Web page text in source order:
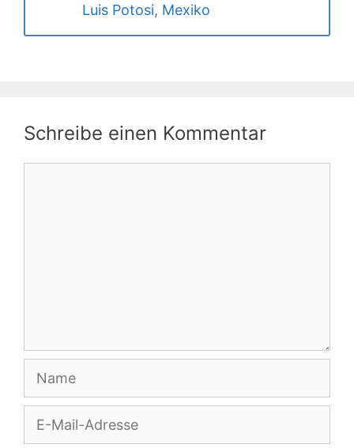
Luis Potosi, Mexiko
Schreibe einen Kommentar